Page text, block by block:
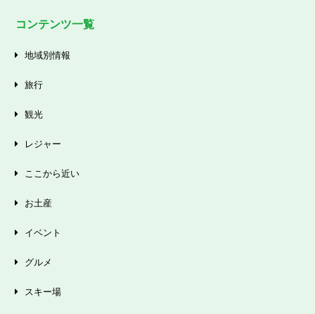
コンテンツ一覧
地域別情報
旅行
観光
レジャー
ここから近い
お土産
イベント
グルメ
スキー場